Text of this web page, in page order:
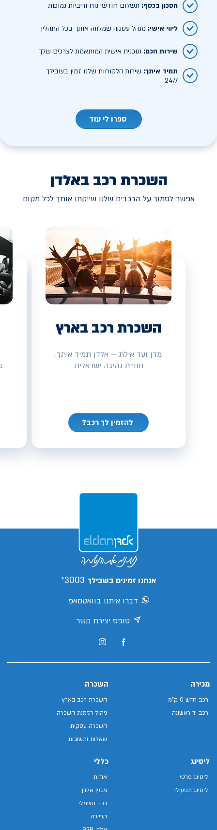
חסכון בכסף: תשלום חודשי נוח וריביות נמוכות
ליווי אישי: מנהל עסקה שמלווה אותך בכל התהליך
שירות חכם: תוכנית אישית המותאמת לצרכים שלך
תמיד איתך: שירות הלקוחות שלנו זמין בשבילך
24/7
ספרו לי עוד
השכרת רכב באלדן
אפשר לסמוך על הרכבים שלנו שייקחו אותך לכל מקום
השכרת רכב בארץ
מדן ועד אילת – אלדן תמיד איתך.
חוויית נהיגה ישראלית
להזמין לך רכב?
אנחנו זמינים בשבילך 3003*
דברו איתנו בוואטסאפ
טופס יצירת קשר
מכירה
רכב חדש 0 ק"מ
רכב יד ראשונה
השכרה
השכרת רכב בארץ
ניהול הזמנת השכרה
השכרה עסקית
שאלות ותשובות
ליסינג
ליסינג פרטי
ליסינג תפעולי
כללי
אודות
מגזין אלדן
רכב חשמלי
קריירה